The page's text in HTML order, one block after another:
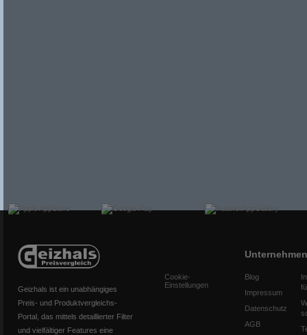
Geizhals ist ein unabhängiges
Preis- und Produktvergleichs-
Portal, das mittels detaillierter Filter
und vielfältiger Features eine
Cookie-
Einstellungen
Unternehmen
Blog
Impressum
Datenschutz
AGB